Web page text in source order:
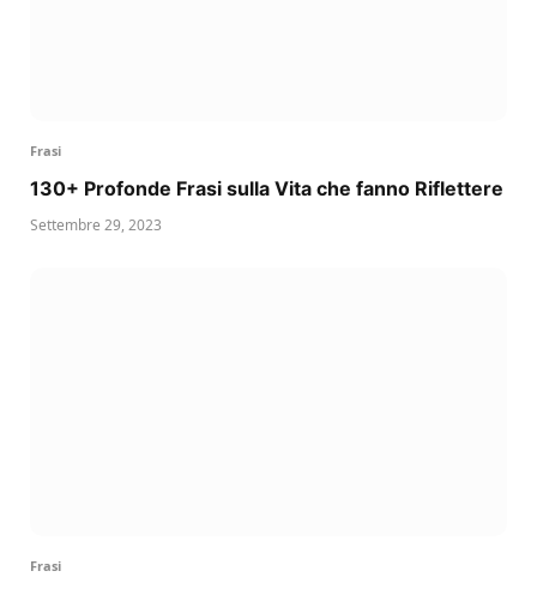
Frasi
130+ Profonde Frasi sulla Vita che fanno Riflettere
Settembre 29, 2023
Frasi